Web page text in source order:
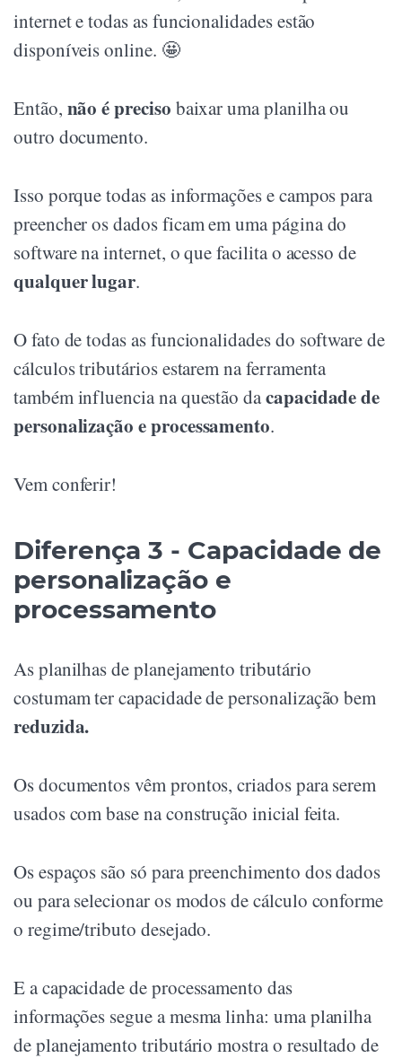
internet e todas as funcionalidades estão
disponíveis online. 🤩
Então, não é preciso baixar uma planilha ou
outro documento.
Isso porque todas as informações e campos para
preencher os dados ficam em uma página do
software na internet, o que facilita o acesso de
qualquer lugar.
O fato de todas as funcionalidades do software de
cálculos tributários estarem na ferramenta
também influencia na questão dacapacidade de
personalização e processamento.
Vem conferir!
Diferença 3 - Capacidade de
personalização e
processamento
As planilhas de planejamento tributário
costumam ter capacidade de personalização bem
reduzida.
Os documentos vêm prontos, criados para serem
usados com base na construção inicial feita.
Os espaços são só para preenchimento dos dados
ou para selecionar os modos de cálculo conforme
o regime/tributo desejado.
E a capacidade de processamento das
informações segue a mesma linha: uma planilha
de planejamento tributário mostra o resultado de